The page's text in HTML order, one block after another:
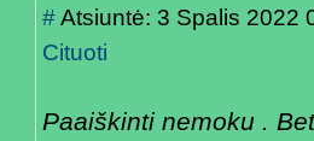
#Atsiuntė: 3 Spalis 2022
Cituoti
Paaiškinti nemoku .